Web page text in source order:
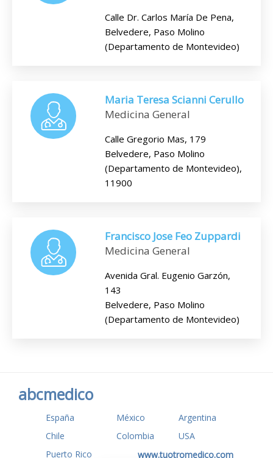
Calle Dr. Carlos María De Pena,
Belvedere, Paso Molino
(Departamento de Montevideo)
Maria Teresa Scianni Cerullo
Medicina General
Calle Gregorio Mas, 179
Belvedere, Paso Molino
(Departamento de Montevideo),
11900
Francisco Jose Feo Zuppardi
Medicina General
Avenida Gral. Eugenio Garzón,
143
Belvedere, Paso Molino
(Departamento de Montevideo)
abcmedico
España México
Argentina
Chile
Colombia
USA
Puerto Rico
www.tuotromedico.com